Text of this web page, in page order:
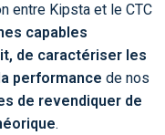
entre Kipsta et le CTC
capables
de caractériser les
performance de nos
de revendiquer de
.